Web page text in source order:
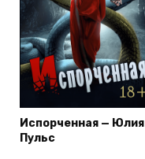
Испорченная — Юлия
Пульс